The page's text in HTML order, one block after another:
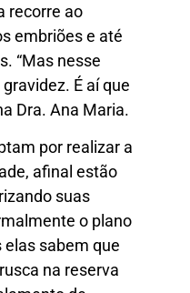
recorre ao
embriões e até
“Mas nesse
É aí que
Dra. Ana Maria.
por realizar a
afinal estão
suas
o plano
sabem que
na reserva